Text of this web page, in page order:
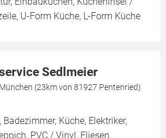
U-Form Küche, L-Form Küche
Sedlmeier
(23km von 81927 Pentenried)
Küche, Elektriker,
PVC / Vinyl, Fliesen,